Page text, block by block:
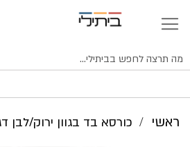
ראשי כורסא בד בגוון ירוק/לבן